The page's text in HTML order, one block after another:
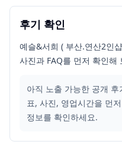
후기 확인
예슬&서희 ( 부산.연산2인
사진과 FAQ를 먼저 확인해
아직 노출 가능한 공개
표, 사진, 영업시간을 먼
정보를 확인하세요.